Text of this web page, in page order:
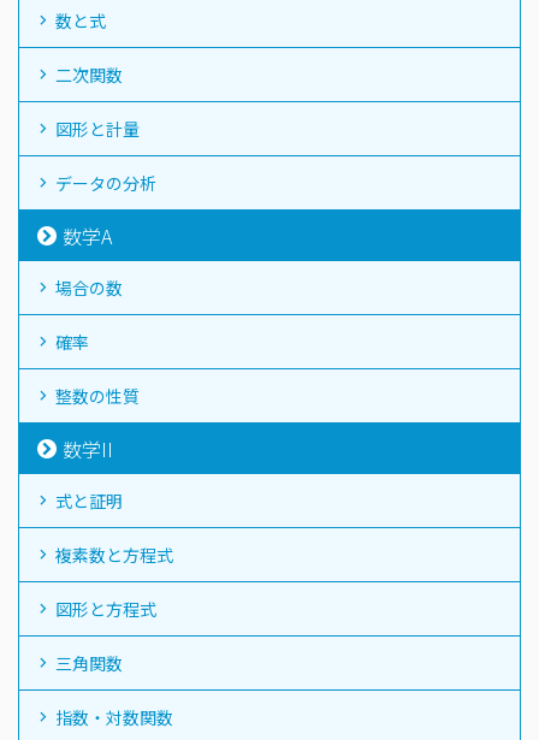
数と式
二次関数
図形と計量
データの分析
数学A
場合の数
確率
整数の性質
数学II
式と証明
複素数と方程式
図形と方程式
三角関数
指数・対数関数